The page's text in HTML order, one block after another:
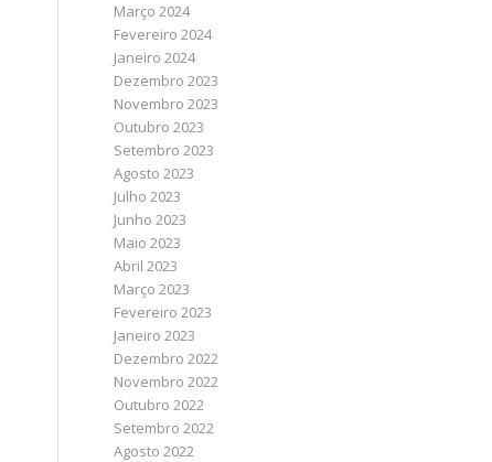
Março 2024
Fevereiro 2024
Janeiro 2024
Dezembro 2023
Novembro 2023
Outubro 2023
Setembro 2023
Agosto 2023
Julho 2023
Junho 2023
Maio 2023
Abril 2023
Março 2023
Fevereiro 2023
Janeiro 2023
Dezembro 2022
Novembro 2022
Outubro 2022
Setembro 2022
Agosto 2022